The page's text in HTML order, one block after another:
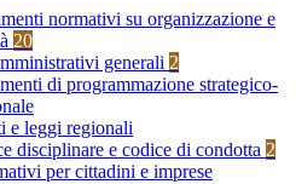
normativi su organizzazione e
20
generali 2
di programmazione strategico-
e leggi regionali
disciplinare e codice di condotta 2
per cittadini e imprese